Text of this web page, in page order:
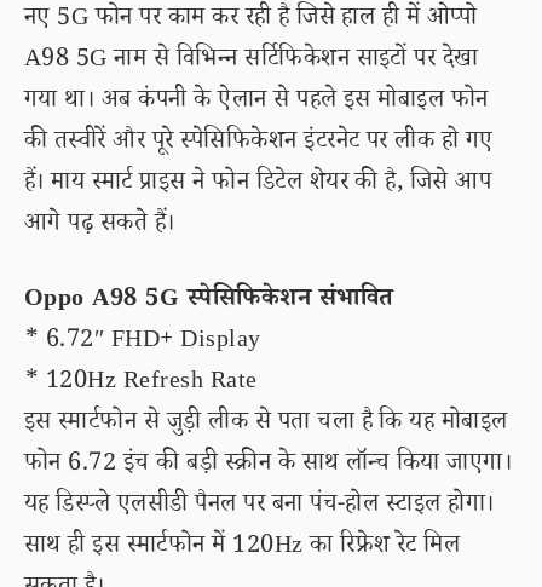
नए 5G फोन पर काम कर रही है जिसे हाल ही में ओप्पो
A98 5G नाम से विभिन्न सर्टिफिकेशन साइटों पर देखा
गया था। अब कंपनी के ऐलान से पहले इस मोबाइल फोन
की तस्वीरें और पूरे स्पेसिफिकेशन इंटरनेट पर लीक हो गए
हैं। माय स्मार्ट प्राइस ने फोन डिटेल शेयर की है, जिसे आप
आगे पढ़ सकते हैं।
Oppo A98 5G स्पेसिफिकेशन संभावित
* 6.72″ FHD+ Display
* 120Hz Refresh Rate
इस स्मार्टफोन से जुड़ी लीक से पता चला है कि यह मोबाइल
फोन 6.72 इंच की बड़ी स्क्रीन के साथ लॉन्च किया जाएगा।
यह डिस्प्ले एलसीडी पैनल पर बना पंच-होल स्टाइल होगा।
साथ ही इस स्मार्टफोन में 120Hz का रिफ्रेश रेट मिल